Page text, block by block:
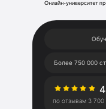
Более 750 000
по отзывам 3 700